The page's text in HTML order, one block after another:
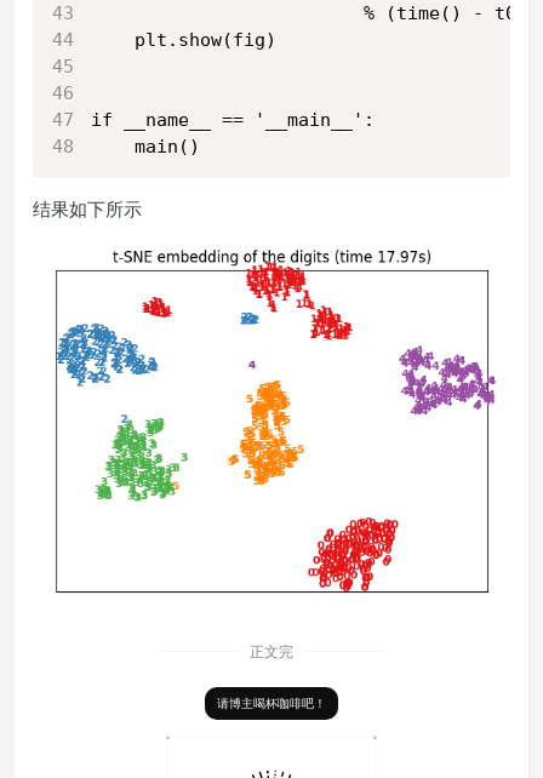
                         % (time() - t0))
    plt.show(fig)
if __name__ == '__main__':
    main()
结果如下所示
正文完
请博主喝杯咖啡吧！